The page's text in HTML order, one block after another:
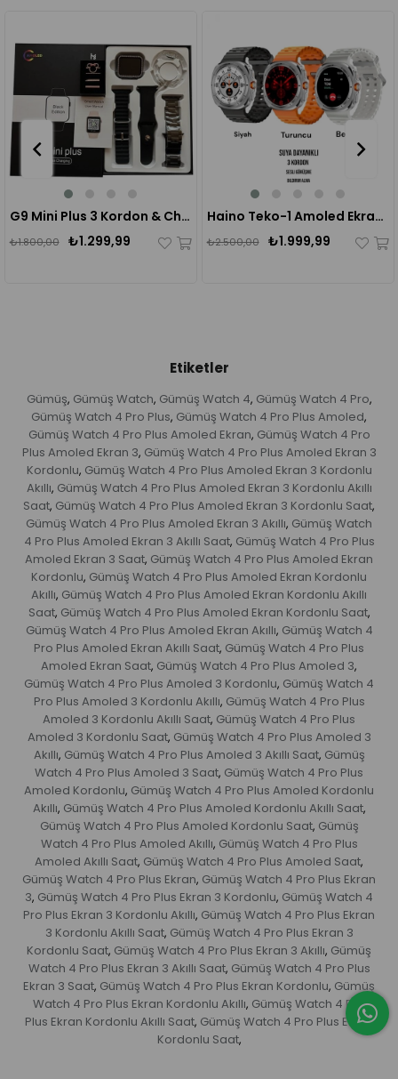
G9 Mini Plus 3 Kordon & Charmlı Siyah Akıllı Saat Seti + Bileklik Hediyeli
₺1.299,99
₺1.800,00
Haino Teko-1 Amoled Ekran 3 Kordonlu Su Geçirmez Akıllı Saat
₺1.999,99
₺2.500,00
Etiketler
Gümüş, Gümüş Watch, Gümüş Watch 4, Gümüş Watch 4 Pro,
Gümüş Watch 4 Pro Plus, Gümüş Watch 4 Pro Plus Amoled,
Gümüş Watch 4 Pro Plus Amoled Ekran, Gümüş Watch 4 Pro
Plus Amoled Ekran 3, Gümüş Watch 4 Pro Plus Amoled Ekran 3
Kordonlu, Gümüş Watch 4 Pro Plus Amoled Ekran 3 Kordonlu
Akıllı, Gümüş Watch 4 Pro Plus Amoled Ekran 3 Kordonlu Akıllı
Saat, Gümüş Watch 4 Pro Plus Amoled Ekran 3 Kordonlu Saat,
Gümüş Watch 4 Pro Plus Amoled Ekran 3 Akıllı, Gümüş Watch
4 Pro Plus Amoled Ekran 3 Akıllı Saat, Gümüş Watch 4 Pro Plus
Amoled Ekran 3 Saat, Gümüş Watch 4 Pro Plus Amoled Ekran
Kordonlu, Gümüş Watch 4 Pro Plus Amoled Ekran Kordonlu
Akıllı, Gümüş Watch 4 Pro Plus Amoled Ekran Kordonlu Akıllı
Saat, Gümüş Watch 4 Pro Plus Amoled Ekran Kordonlu Saat,
Gümüş Watch 4 Pro Plus Amoled Ekran Akıllı, Gümüş Watch 4
Pro Plus Amoled Ekran Akıllı Saat, Gümüş Watch 4 Pro Plus
Amoled Ekran Saat, Gümüş Watch 4 Pro Plus Amoled 3,
Gümüş Watch 4 Pro Plus Amoled 3 Kordonlu, Gümüş Watch 4
Pro Plus Amoled 3 Kordonlu Akıllı, Gümüş Watch 4 Pro Plus
Amoled 3 Kordonlu Akıllı Saat, Gümüş Watch 4 Pro Plus
Amoled 3 Kordonlu Saat, Gümüş Watch 4 Pro Plus Amoled 3
Akıllı, Gümüş Watch 4 Pro Plus Amoled 3 Akıllı Saat, Gümüş
Watch 4 Pro Plus Amoled 3 Saat, Gümüş Watch 4 Pro Plus
Amoled Kordonlu, Gümüş Watch 4 Pro Plus Amoled Kordonlu
Akıllı, Gümüş Watch 4 Pro Plus Amoled Kordonlu Akıllı Saat,
Gümüş Watch 4 Pro Plus Amoled Kordonlu Saat, Gümüş
Watch 4 Pro Plus Amoled Akıllı, Gümüş Watch 4 Pro Plus
Amoled Akıllı Saat, Gümüş Watch 4 Pro Plus Amoled Saat,
Gümüş Watch 4 Pro Plus Ekran, Gümüş Watch 4 Pro Plus Ekran
3, Gümüş Watch 4 Pro Plus Ekran 3 Kordonlu, Gümüş Watch 4
Pro Plus Ekran 3 Kordonlu Akıllı, Gümüş Watch 4 Pro Plus Ekran
3 Kordonlu Akıllı Saat, Gümüş Watch 4 Pro Plus Ekran 3
Kordonlu Saat, Gümüş Watch 4 Pro Plus Ekran 3 Akıllı, Gümüş
Watch 4 Pro Plus Ekran 3 Akıllı Saat, Gümüş Watch 4 Pro Plus
Ekran 3 Saat, Gümüş Watch 4 Pro Plus Ekran Kordonlu, Gümüş
Watch 4 Pro Plus Ekran Kordonlu Akıllı, Gümüş Watch 4 Pro
Plus Ekran Kordonlu Akıllı Saat, Gümüş Watch 4 Pro Plus Ekran
Kordonlu Saat,